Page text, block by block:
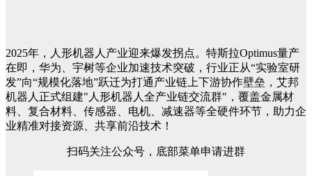
2025年，人形机器人产业迎来爆发拐点。特斯拉Optimus量产
在即，华为、宇树等企业加速技术突破，行业正从“实验室研
发”向“规模化落地”跃迁为打通产业链上下游协作壁垒，艾邦
机器人正式组建"人形机器人全产业链交流群"，覆盖金属材
料、复合材料、传感器、电机、减速器等全硬件环节，助力企
业精准对接资源、共享前沿技术！
扫码关注公众号，底部菜单申请进群